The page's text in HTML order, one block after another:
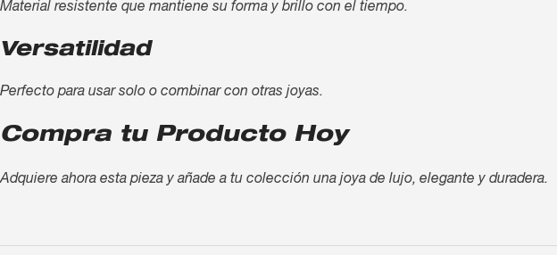
Material resistente que mantiene su forma y brillo con el tiempo.
Versatilidad
Perfecto para usar solo o combinar con otras joyas.
Compra tu Producto Hoy
Adquiere ahora esta pieza y añade a tu colección una joya de lujo, elegante y duradera.